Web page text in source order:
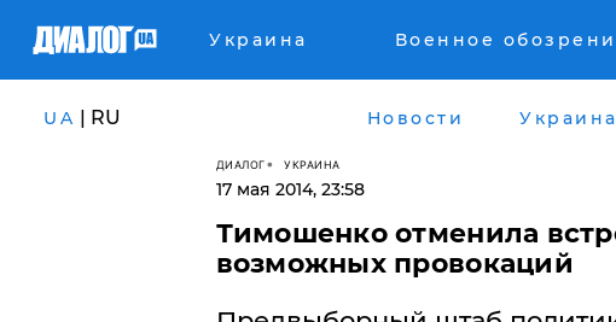
Украина Военное
UA | RU Новости Украина
ДИАЛОГ УКРАИНА
17 мая 2014, 23:58
Тимошенко отменила
возможных провокаций